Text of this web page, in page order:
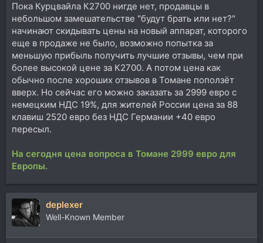
Пока Курцвайла К2700 нигде нет, продавцы в
небольшом замешательстве "будут брать или нет?"
начинают скидывать цены на новый аппарат, которого
еще в продаже не было, возможно попытка за
меньшую прибыль получить лучшие отзывы, чем при
более высокой цене за К2700. А потом цена как
обычно после хороших отзывов в Томане поползёт
вверх. Но сейчас его можно заказать за 2999 евро с
немецким НДС 19%, для жителей России цена за 88
клавиш 2520 евро без НДС Германии +40 евро
пересыл.
На сегодня цена вопроса в Томане 2999 евро для
Европы.
deplexer
Well-Known Member